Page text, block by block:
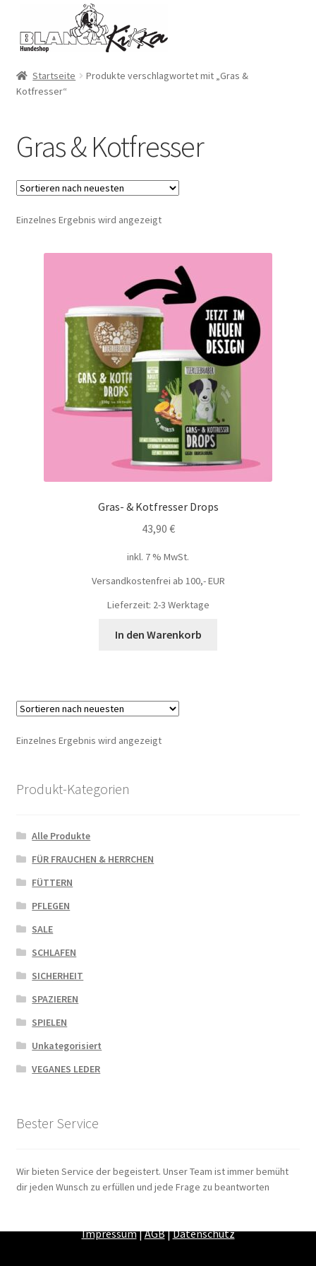
Navigation
springen
Inhalt
springen
Startseite
Produkte verschlagwortet mit „Gras &
Kotfresser“
Gras & Kotfresser
Einzelnes Ergebnis wird angezeigt
Gras- & Kotfresser Drops
43,90 €
inkl. 7 % MwSt.
Versandkostenfrei ab 100,- EUR
Lieferzeit: 2-3 Werktage
In den Warenkorb
Einzelnes Ergebnis wird angezeigt
Produkt-Kategorien
Alle Produkte
FÜR FRAUCHEN & HERRCHEN
FÜTTERN
PFLEGEN
SALE
SCHLAFEN
SICHERHEIT
SPAZIEREN
SPIELEN
Unkategorisiert
VEGANES LEDER
Bester Service
Wir bieten Service der begeistert. Unser Team ist immer bemüht
dir jeden Wunsch zu erfüllen und jede Frage zu beantworten
Impressum|AGB|Datenschutz